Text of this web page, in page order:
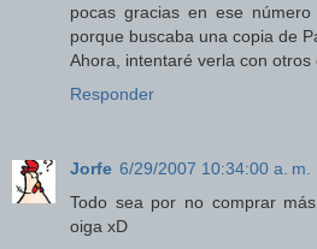
pocas gracias en ese
porque buscaba una copia de
Ahora, intentaré verla con otros
Responder
Jorfe 6/29/2007 10:34:00 a. m.
Todo sea por no comprar
oiga xD